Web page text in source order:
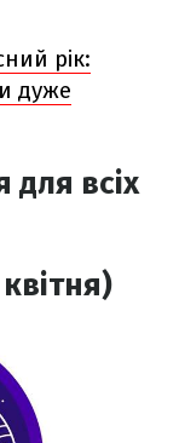
рік:
дуже
для всіх